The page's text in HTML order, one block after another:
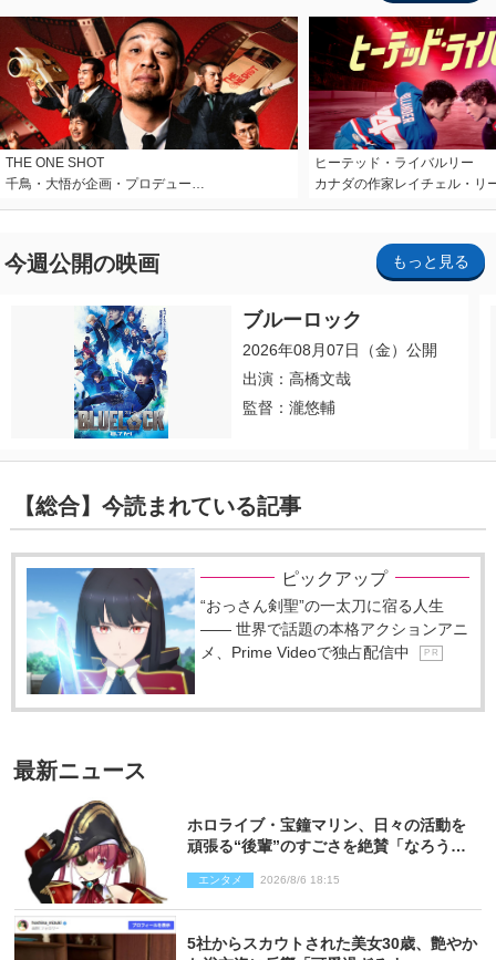
THE ONE SHOT
千鳥・大悟が企画・プロデュー…
ヒーテッド・ライバルリー
カナダの作家レイチェル・リ
今週公開の映画 もっと見る
ブルーロック
2026年08月07日（金）公開
出演：高橋文哉
監督：瀧悠輔
【総合】今読まれている記事
ピックアップ
“おっさん剣聖”の一太刀に宿る人生
―― 世界で話題の本格アクションアニ
メ、Prime Videoで独占配信中
P R
最新ニュース
ホロライブ・宝鐘マリン、日々の活動を
頑張る“後輩”のすごさを絶賛「なろう系
エンタメ 2026/8/6 18:15
5社からスカウトされた美女30歳、艶やか